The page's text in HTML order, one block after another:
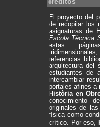
El proyecto del
de recopilar los
asignaturas de
Escola Tècnica
estas
referencias
arquitectura del
estudiantes de
intercambiar
portales afines a
Història en
conocimiento
originales de
física como
crítico. Por eso,